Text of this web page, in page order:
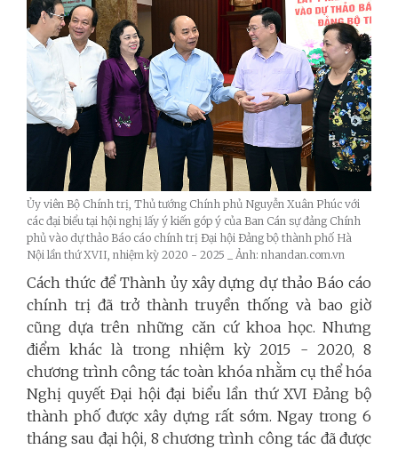
Ủy viên Bộ Chính trị, Thủ tướng Chính phủ Nguyễn Xuân Phúc với
các đại biểu tại hội nghị lấy ý kiến góp ý của Ban Cán sự đảng Chính
phủ vào dự thảo Báo cáo chính trị Ðại hội Ðảng bộ thành phố Hà
Nội lần thứ XVII, nhiệm kỳ 2020 - 2025 _ Ảnh: nhandan.com.vn
Cách thức để Thành ủy xây dựng dự thảo Báo cáo
chính trị đã trở thành truyền thống và bao giờ
cũng dựa trên những căn cứ khoa học. Nhưng
điểm khác là trong nhiệm kỳ 2015 - 2020, 8
chương trình công tác toàn khóa nhằm cụ thể hóa
Nghị quyết Đại hội đại biểu lần thứ XVI Đảng bộ
thành phố được xây dựng rất sớm. Ngay trong 6
tháng sau đại hội, 8 chương trình công tác đã được